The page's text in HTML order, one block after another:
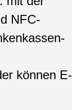
NFC-
können E-